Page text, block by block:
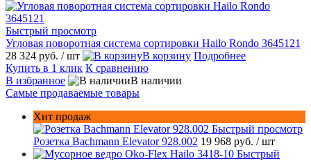
Быстрый просмотр
Угловая поворотная система сортировки Hailo Rondo 3645121
28 324 руб. / шт В корзину Подробнее
Купить в 1 клик К сравнению
В избранное
В наличии
Самые продаваемые товары
Хит продаж
Быстрый просмотр
Розетка Bachmann Elevator 928.002 19 968 руб. / шт
Быстрый